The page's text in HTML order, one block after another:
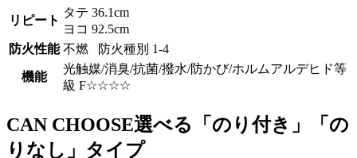
リピート
タテ 36.1cm
ヨコ 92.5cm
防火性能 不燃 防火種別 1-4
機能
光触媒/消臭/抗菌/撥水/防かび/ホルムアルデヒド等
級 F☆☆☆☆
CAN CHOOSE選べる「のり付き」「の
りなし」タイプ